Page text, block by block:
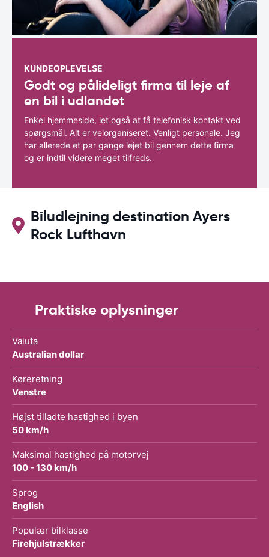
KUNDEOPLEVELSE
Godt og pålideligt firma til leje af
en bil i udlandet
Enkel hjemmeside, let også at få telefonisk kontakt ved
spørgsmål. Alt er velorganiseret. Venligt personale. Jeg
har allerede et par gange lejet bil gennem dette firma
og er indtil videre meget tilfreds.
Biludlejning destination Ayers
Rock Lufthavn
Praktiske oplysninger
Valuta
Australian dollar
Køreretning
Venstre
Højst tilladte hastighed i byen
50 km/h
Maksimal hastighed på motorvej
100 - 130 km/h
Sprog
English
Populær bilklasse
Firehjulstrækker